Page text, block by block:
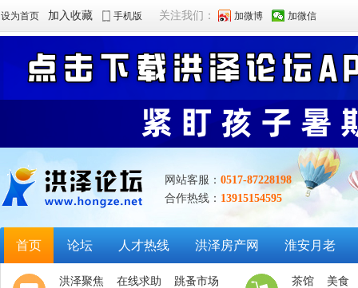
设为首页 加入收藏 手机版 关注我们： 加微博 加微信
网站客服： 0517-87228198
合作热线： 13915154595
首页 论坛 人才热线 洪泽房产网 淮安月老
洪泽聚焦 在线求助
跳蚤市场
茶馆
美食